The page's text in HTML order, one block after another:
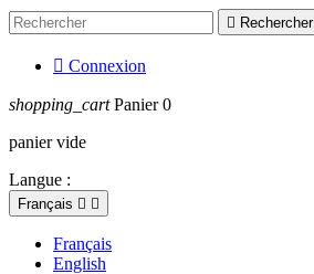
 Rechercher
 Connexion
shopping_cart Panier 0
panier vide
Langue :
Français  
Français
English